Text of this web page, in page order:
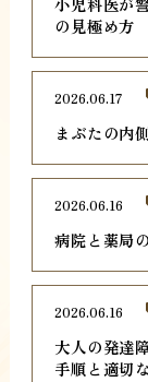
の見極め方
まぶたの内
2026.06.17
病院と薬局
2026.06.16
大人の発達
手順と適切
2026.06.16